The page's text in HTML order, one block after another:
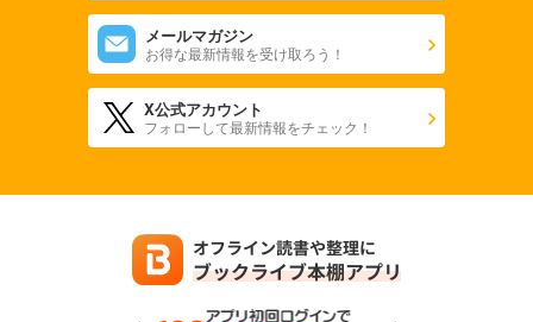
メールマガジン
お得な最新情報を受け取ろう！
X公式アカウント
フォローして最新情報をチェック！